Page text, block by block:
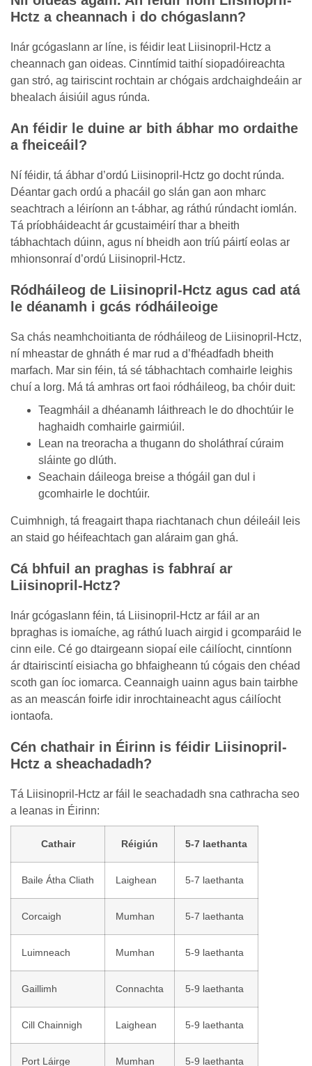
Hctz a cheannach i do chógaslann?
Inár gcógaslann ar líne, is féidir leat Liisinopril-Hctz a
cheannach gan oideas. Cinntímid taithí siopadóireachta
gan stró, ag tairiscint rochtain ar chógais ardchaighdeáin ar
bhealach áisiúil agus rúnda.
An féidir le duine ar bith ábhar mo ordaithe
a fheiceáil?
Ní féidir, tá ábhar d’ordú Liisinopril-Hctz go docht rúnda.
Déantar gach ordú a phacáil go slán gan aon mharc
seachtrach a léiríonn an t-ábhar, ag ráthú rúndacht iomlán.
Tá príobháideacht ár gcustaiméirí thar a bheith
tábhachtach dúinn, agus ní bheidh aon tríú páirtí eolas ar
mhionsonraí d’ordú Liisinopril-Hctz.
Ródháileog de Liisinopril-Hctz agus cad atá
le déanamh i gcás ródháileoige
Sa chás neamhchoitianta de ródháileog de Liisinopril-Hctz,
ní mheastar de ghnáth é mar rud a d’fhéadfadh bheith
marfach. Mar sin féin, tá sé tábhachtach comhairle leighis
chuí a lorg. Má tá amhras ort faoi ródháileog, ba chóir duit:
Teagmháil a dhéanamh láithreach le do dhochtúir le
haghaidh comhairle gairmiúil.
Lean na treoracha a thugann do sholáthraí cúraim
sláinte go dlúth.
Seachain dáileoga breise a thógáil gan dul i
gcomhairle le dochtúir.
Cuimhnigh, tá freagairt thapa riachtanach chun déileáil leis
an staid go héifeachtach gan aláraim gan ghá.
Cá bhfuil an praghas is fabhraí ar
Liisinopril-Hctz?
Inár gcógaslann féin, tá Liisinopril-Hctz ar fáil ar an
bpraghas is iomaíche, ag ráthú luach airgid i gcomparáid le
cinn eile. Cé go dtairgeann siopaí eile cáilíocht, cinntíonn
ár dtairiscintí eisiacha go bhfaigheann tú cógais den chéad
scoth gan íoc iomarca. Ceannaigh uainn agus bain tairbhe
as an meascán foirfe idir inrochtaineacht agus cáilíocht
iontaofa.
Cén chathair in Éirinn is féidir Liisinopril-
Hctz a sheachadadh?
Tá Liisinopril-Hctz ar fáil le seachadadh sna cathracha seo
a leanas in Éirinn:
Cathair Réigiún 5-7 laethanta
Baile Átha Cliath Laighean 5-7 laethanta
Corcaigh Mumhan 5-7 laethanta
Luimneach Mumhan 5-9 laethanta
Gaillimh Connachta 5-9 laethanta
Cill Chainnigh Laighean 5-9 laethanta
Port Láirge Mumhan 5-9 laethanta